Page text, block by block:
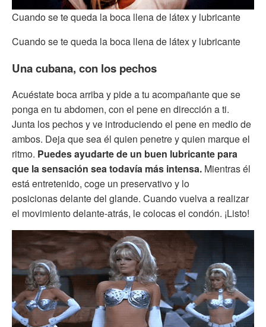
Cuando se te queda la boca llena de látex y lubricante
Cuando se te queda la boca llena de látex y lubricante
Una cubana, con los pechos
Acuéstate boca arriba y pide a tu acompañante que se
ponga en tu abdomen, con el pene en dirección a ti.
Junta los pechos y ve introduciendo el pene en medio de
ambos. Deja que sea él quien penetre y quien marque el
ritmo. Puedes ayudarte de un buen lubricante para
que la sensación sea todavía más intensa. Mientras él
está entretenido, coge un preservativo y lo
posicionas delante del glande. Cuando vuelva a realizar
el movimiento delante-atrás, le colocas el condón. ¡Listo!